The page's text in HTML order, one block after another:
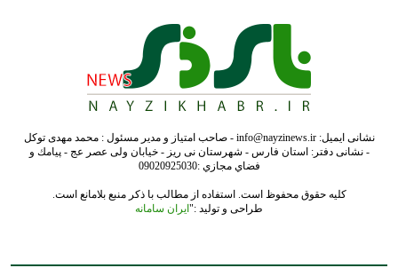
نشانی ایمیل: info@nayzinews.ir - صاحب امتیاز و مدیر مسئول : محمد مهدی توکل
- نشانی دفتر: استان فارس - شهرستان نی ریز - خیابان ولی عصر عج - پيامك و
فضاي مجازي :09020925030
کلیه حقوق محفوظ است. استفاده از مطالب با ذکر منبع بلامانع است.
طراحی و تولید :"ایران سامانه